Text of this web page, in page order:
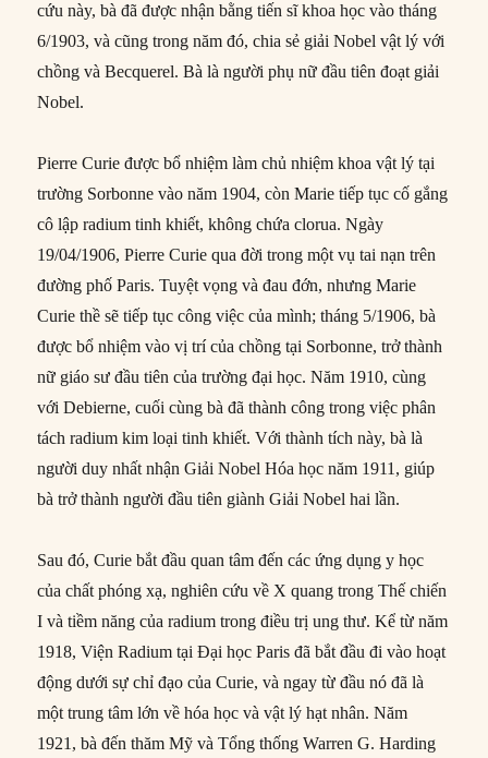
cứu này, bà đã được nhận bằng tiến sĩ khoa học vào tháng
6/1903, và cũng trong năm đó, chia sẻ giải Nobel vật lý với
chồng và Becquerel. Bà là người phụ nữ đầu tiên đoạt giải
Nobel.
Pierre Curie được bổ nhiệm làm chủ nhiệm khoa vật lý tại
trường Sorbonne vào năm 1904, còn Marie tiếp tục cố gắng
cô lập radium tinh khiết, không chứa clorua. Ngày
19/04/1906, Pierre Curie qua đời trong một vụ tai nạn trên
đường phố Paris. Tuyệt vọng và đau đớn, nhưng Marie
Curie thề sẽ tiếp tục công việc của mình; tháng 5/1906, bà
được bổ nhiệm vào vị trí của chồng tại Sorbonne, trở thành
nữ giáo sư đầu tiên của trường đại học. Năm 1910, cùng
với Debierne, cuối cùng bà đã thành công trong việc phân
tách radium kim loại tinh khiết. Với thành tích này, bà là
người duy nhất nhận Giải Nobel Hóa học năm 1911, giúp
bà trở thành người đầu tiên giành Giải Nobel hai lần.
Sau đó, Curie bắt đầu quan tâm đến các ứng dụng y học
của chất phóng xạ, nghiên cứu về X quang trong Thế chiến
I và tiềm năng của radium trong điều trị ung thư. Kể từ năm
1918, Viện Radium tại Đại học Paris đã bắt đầu đi vào hoạt
động dưới sự chỉ đạo của Curie, và ngay từ đầu nó đã là
một trung tâm lớn về hóa học và vật lý hạt nhân. Năm
1921, bà đến thăm Mỹ và Tổng thống Warren G. Harding